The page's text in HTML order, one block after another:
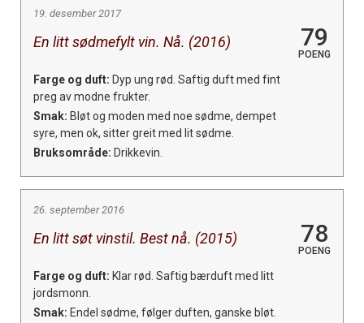
19. desember 2017
En litt sødmefylt vin. Nå. (2016) 79
POENG
Farge og duft: Dyp ung rød. Saftig duft med fint
preg av modne frukter.
Smak: Bløt og moden med noe sødme, dempet
syre, men ok, sitter greit med lit sødme.
Bruksområde: Drikkevin.
26. september 2016
En litt søt vinstil. Best nå. (2015) 78
POENG
Farge og duft: Klar rød. Saftig bærduft med litt
jordsmonn.
Smak: Endel sødme, følger duften, ganske bløt.